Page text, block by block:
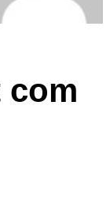
com